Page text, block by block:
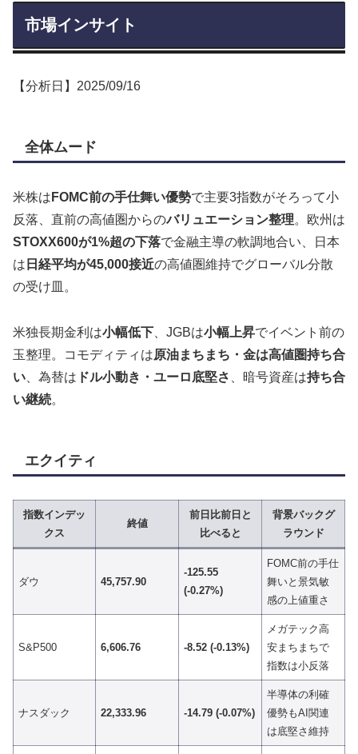
市場インサイト
【分析日】2025/09/16
全体ムード
米株は FOMC前の手仕舞い優勢で主要3指数がそろって小
反落、直前の高値圏からのバリュエーション整理。欧州は
STOXX600が1%超の下落で金融主導の軟調地合い、日本
は 日経平均が45,000接近の高値圏維持でグローバル分散
の受け皿。
米独長期金利は小幅低下 、JGBは小幅上昇でイベント前の
玉整理。コモディティは原油まちまち・金は高値圏持ち合
い 、為替は ドル小動き・ユーロ底堅さ 、暗号資産は持ち合
い継続。
エクイティ
指数インデッ
クス
終値
前日比前日と
比べると
背景バックグ
ラウンド
ダウ 45,757.90
-125.55
(-0.27%)
FOMC前の手仕
舞いと景気敏
感の上値重さ
S&P500 6,606.76 -8.52 (-0.13%)
メガテック高
安まちまちで
指数は小反落
ナスダック 22,333.96 -14.79 (-0.07%)
半導体の利確
優勢もAI関連
は底堅さ維持